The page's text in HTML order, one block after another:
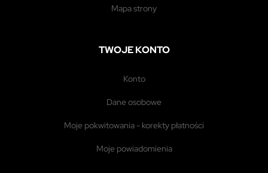
mapa strony
TWOJE KONTO
konto
dane osobowe
moje pokwitowania - korekty płatności
moje powiadomienia